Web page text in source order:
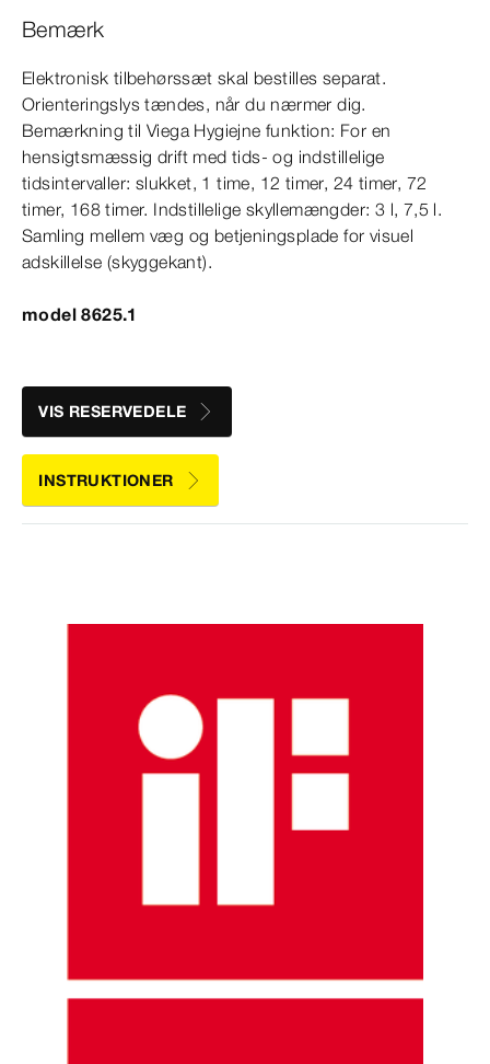
Bemærk
Elektronisk tilbehørssæt skal bestilles separat.
Orienteringslys tændes, når du nærmer dig.
Bemærkning til Viega Hygiejne funktion: For en
hensigtsmæssig drift med tids- og indstillelige
tidsintervaller: slukket, 1 time, 12 timer, 24 timer, 72
timer, 168 timer. Indstillelige skyllemængder: 3 l, 7,5 l.
Samling mellem væg og betjeningsplade for visuel
adskillelse (skyggekant).
model 8625.1
VIS RESERVEDELE
INSTRUKTIONER